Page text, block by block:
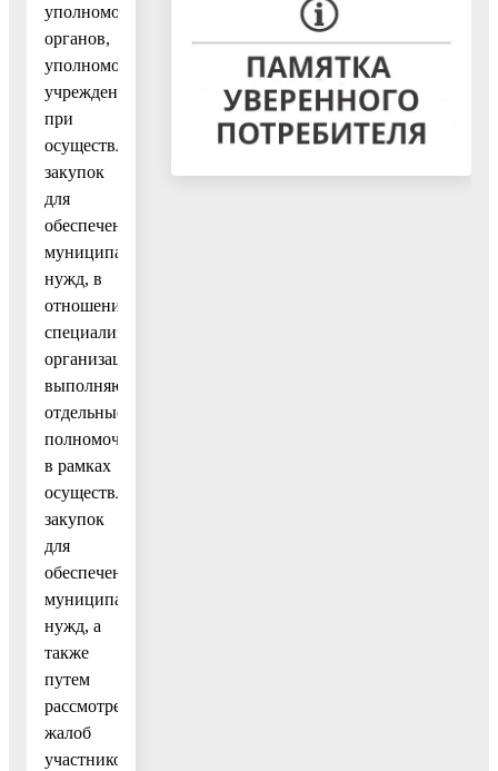
уполномоченных
органов,
уполномоченных
учреждений
при
осуществлении
закупок
для
обеспечения
муниципальных
нужд, в
отношении
специализированных
организаций,
выполняющим
отдельные
полномочия
в рамках
осуществления
закупок
для
обеспечения
муниципальных
нужд, а
также
путем
рассмотрения
жалоб
участников